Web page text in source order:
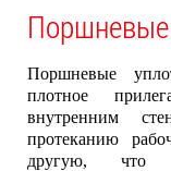
Поршневые
Поршневые
плотное
внутренним
протеканию
другую, что